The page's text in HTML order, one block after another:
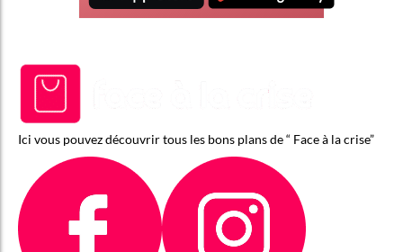
Ici vous pouvez découvrir tous les bons plans de “ Face à la crise”